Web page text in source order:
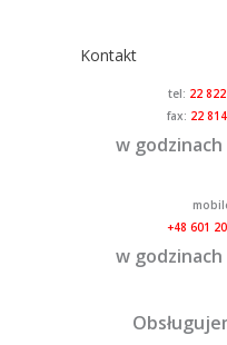
Kontakt
tel: 22
fax: 22
w godzinach
+48 601
w godzinach